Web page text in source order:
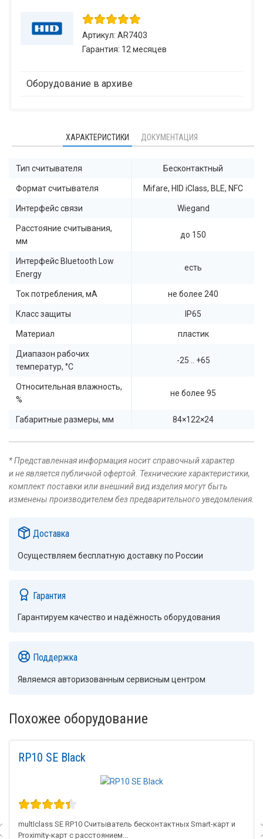
Артикул: AR7403
Гарантия: 12 месяцев
Оборудование в архиве
ХАРАКТЕРИСТИКИ ДОКУМЕНТАЦИЯ
Тип считывателя Бесконтактный
Формат считывателя Mifare, HID iClass, BLE, NFC
Интерфейс связи Wiegand
Расстояние считывания,
мм
до 150
Интерфейс Bluetooth Low
Energy
есть
Ток потребления, мА не более 240
Класс защиты IP65
Материал пластик
Диапазон рабочих
температур, °C
-25 .. +65
Относительная влажность,
%
не более 95
Габаритные размеры, мм 84×122×24
* Представленная информация носит справочный характер
и не является публичной офертой. Технические характеристики,
комплект поставки или внешний вид изделия могут быть
изменены производителем без предварительного уведомления.
Доставка
Осуществляем бесплатную доставку по России
Гарантия
Гарантируем качество и надёжность оборудования
Поддержка
Являемся авторизованным сервисным центром
Похожее оборудование
RP10 SE Black
multIclass SE RP10 Считыватель бесконтактных Smart-карт и
Proximity-карт с расстоянием...